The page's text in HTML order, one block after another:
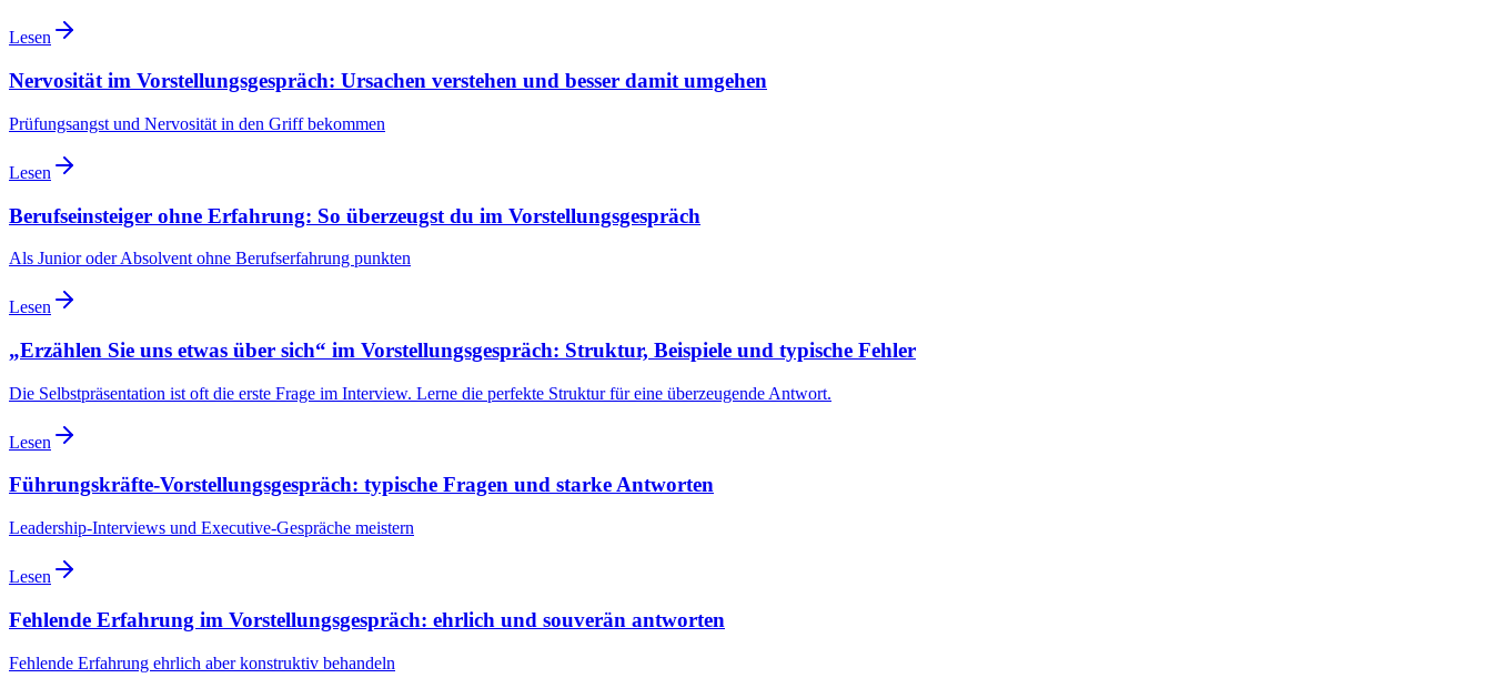
Lesen
Nervosität im Vorstellungsgespräch: Ursachen verstehen und besser damit umgehen
Prüfungsangst und Nervosität in den Griff bekommen
Lesen
Berufseinsteiger ohne Erfahrung: So überzeugst du im Vorstellungsgespräch
Als Junior oder Absolvent ohne Berufserfahrung punkten
Lesen
„Erzählen Sie uns etwas über sich“ im Vorstellungsgespräch: Struktur, Beispiele und typische Fehler
Die Selbstpräsentation ist oft die erste Frage im Interview. Lerne die perfekte Struktur für eine überzeugende Antwort.
Lesen
Führungskräfte-Vorstellungsgespräch: typische Fragen und starke Antworten
Leadership-Interviews und Executive-Gespräche meistern
Lesen
Fehlende Erfahrung im Vorstellungsgespräch: ehrlich und souverän antworten
Fehlende Erfahrung ehrlich aber konstruktiv behandeln